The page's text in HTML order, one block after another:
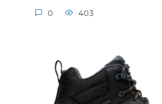
0 403